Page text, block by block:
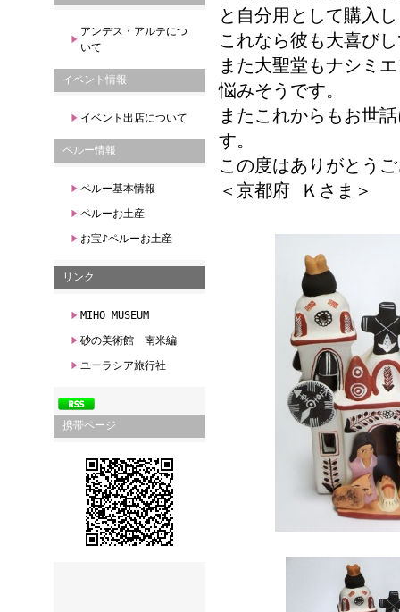
アンデス・アルテにつ
いて
イベント情報
イベント出店について
ペルー情報
ペルー基本情報
ペルーお土産
お宝♪ペルーお土産
リンク
MIHO MUSEUM
砂の美術館 南米編
ユーラシア旅行社
携帯ページ
と自分用として購入
これなら彼も大喜び
また大聖堂もナシミ
悩みそうです。
またこれからもお世
す。
この度はありがとう
＜京都府 Ｋさま＞